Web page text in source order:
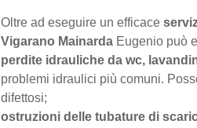
Oltre ad eseguire un efficace
Vigarano Mainarda Eugenio può
perdite idrauliche da wc,
problemi idraulici più comuni.
difettosi;
ostruzioni delle tubature di